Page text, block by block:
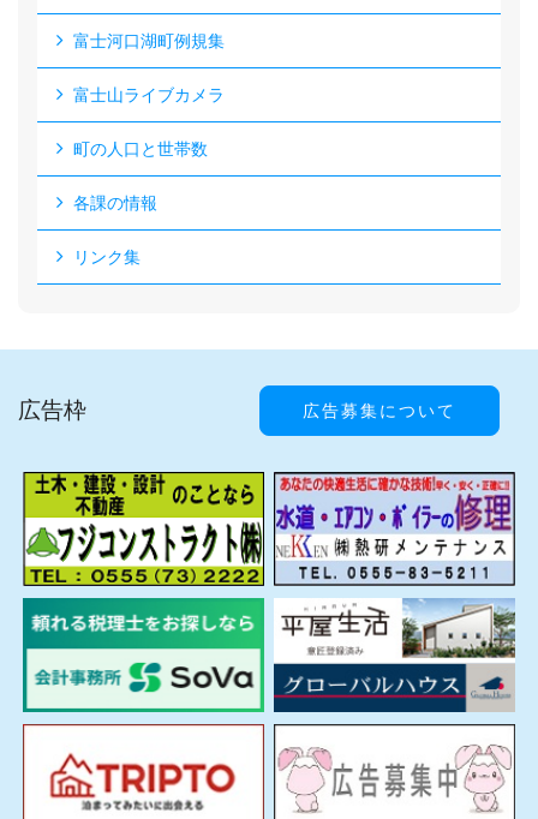
富士河口湖町例規集
富士山ライブカメラ
町の人口と世帯数
各課の情報
リンク集
広告枠 広告募集について